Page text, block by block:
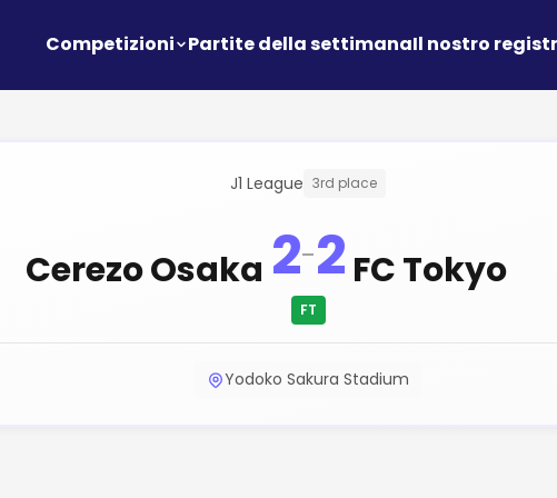
Competizioni Partite della settimanaIl nostro
J1 League 3rd place
Cerezo Osaka 2-2
FT
FC Tokyo
Yodoko Sakura Stadium